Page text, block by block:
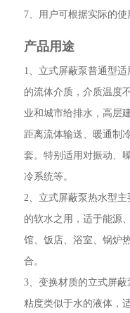
7、用户可根据实际的使
产品用途
1、立式屏蔽泵普通型
的流体介质，介质温度
业和城市给排水，高层
距离流体输送、暖通制
套。特别适用对振动、
冷系统等。
2、立式屏蔽泵热水型
的软水之用，适于能源
馆、饭店、浴室、锅炉
合。
3、变换材质的立式屏蔽
粘度类似于水的液体，